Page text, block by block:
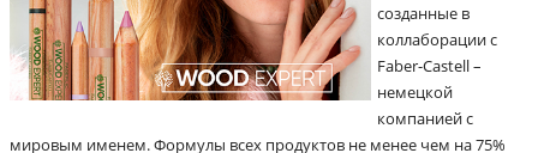
созданные в
коллаборации с
Faber-Castell –
немецкой
компанией с
мировым именем. Формулы всех продуктов не менее чем на 75%